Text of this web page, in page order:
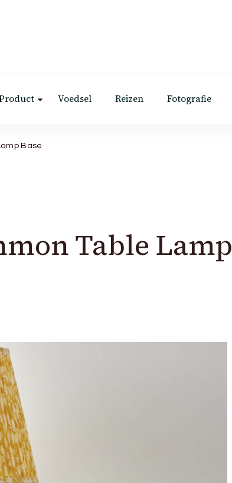
Voedsel Reizen Fotografie
Base
Table Lamp